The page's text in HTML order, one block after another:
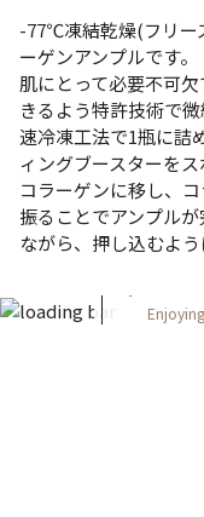
-77℃凍結乾燥(フリー
ーゲンアンプルです。
肌にとって必要不可
きるよう特許技術で
速冷凍工法で1瓶に詰
ィングブースターを
コラーゲンに移し、
振ることでアンプル
ながら、押し込むよう